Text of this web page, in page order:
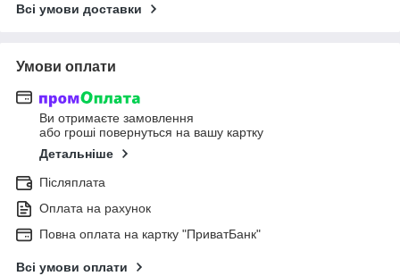
Всі умови доставки
Умови оплати
Ви отримаєте замовлення
або гроші повернуться на вашу картку
Детальніше
Післяплата
Оплата на рахунок
Повна оплата на картку "ПриватБанк"
Всі умови оплати